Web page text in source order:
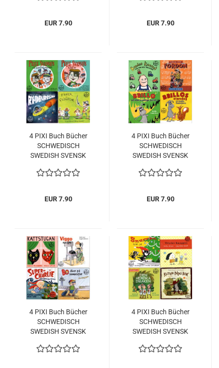
EUR 7.90 EUR 7.90
4 PIXI Buch Bücher
SCHWEDISCH
SWEDISH SVENSK
EUR 7.90
4 PIXI Buch Bücher
SCHWEDISCH
SWEDISH SVENSK
EUR 7.90
4 PIXI Buch Bücher
SCHWEDISCH
SWEDISH SVENSK
4 PIXI Buch Bücher
SCHWEDISCH
SWEDISH SVENSK